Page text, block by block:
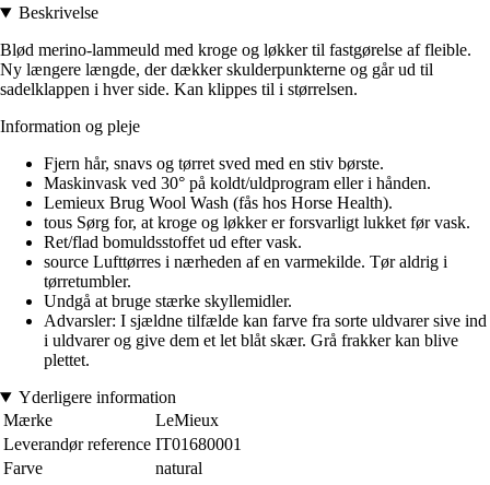
Beskrivelse
Blød merino-lammeuld med kroge og løkker til fastgørelse af fleible.
Ny længere længde, der dækker skulderpunkterne og går ud til
sadelklappen i hver side. Kan klippes til i størrelsen.
Information og pleje
Fjern hår, snavs og tørret sved med en stiv børste.
Maskinvask ved 30° på koldt/uldprogram eller i hånden.
Lemieux Brug Wool Wash (fås hos Horse Health).
tous Sørg for, at kroge og løkker er forsvarligt lukket før vask.
Ret/flad bomuldsstoffet ud efter vask.
source Lufttørres i nærheden af en varmekilde. Tør aldrig i
tørretumbler.
Undgå at bruge stærke skyllemidler.
Advarsler: I sjældne tilfælde kan farve fra sorte uldvarer sive ind
i uldvarer og give dem et let blåt skær. Grå frakker kan blive
plettet.
Yderligere information
Mærke
LeMieux
Leverandør reference IT01680001
Farve
natural